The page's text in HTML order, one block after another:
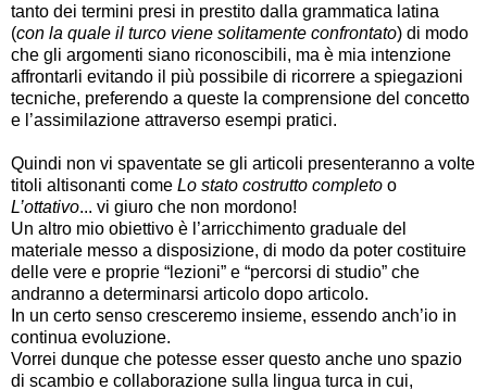
tanto dei termini presi in prestito dalla grammatica latina
(con la quale il turco viene solitamente confrontato) di modo
che gli argomenti siano riconoscibili, ma è mia intenzione
affrontarli evitando il più possibile di ricorrere a spiegazioni
tecniche, preferendo a queste la comprensione del concetto
e l’assimilazione attraverso esempi pratici.
Quindi non vi spaventate se gli articoli presenteranno a volte
titoli altisonanti come Lo stato costrutto completo o
L’ottativo... vi giuro che non mordono!
Un altro mio obiettivo è l’arricchimento graduale del
materiale messo a disposizione, di modo da poter costituire
delle vere e proprie “lezioni” e “percorsi di studio” che
andranno a determinarsi articolo dopo articolo.
In un certo senso cresceremo insieme, essendo anch’io in
continua evoluzione.
Vorrei dunque che potesse esser questo anche uno spazio
di scambio e collaborazione sulla lingua turca in cui,